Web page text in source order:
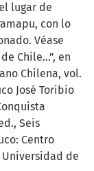
lugar de
con lo
Véase
Chile...”, en
Chilena, vol.
José Toribio
Seis
Centro
de